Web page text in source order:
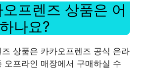
프렌즈 상품은 어
나요?
상품은 카카오프렌즈 공식 온라
오프라인 매장에서 구매하실 수